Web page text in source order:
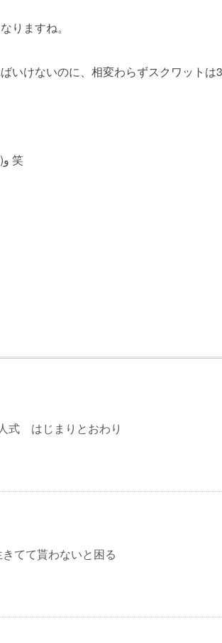
りますね。
いけないのに、相変わらずスクワットは
諦めない気持ちが大事！(๑و•̀ω•́)و 笑
式 はじまりとおわり
てて貰わないと困る